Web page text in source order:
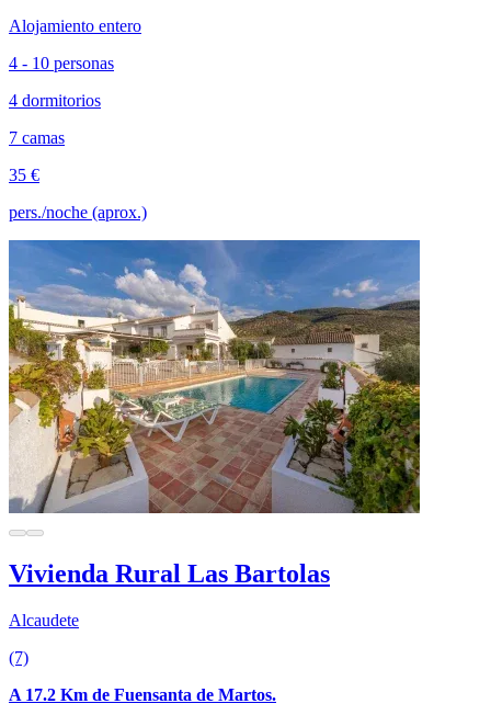
Alojamiento entero
4 - 10 personas
4 dormitorios
7 camas
35 €
pers./noche (aprox.)
Vivienda Rural Las Bartolas
Alcaudete
(7)
A 17.2 Km de Fuensanta de Martos.